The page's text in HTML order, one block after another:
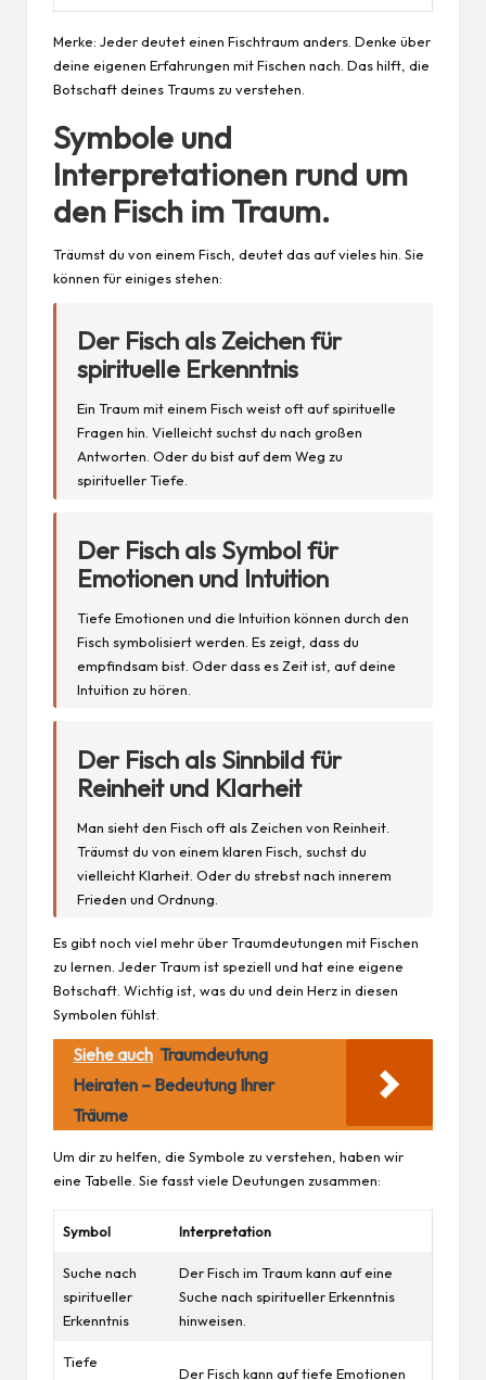
Merke: Jeder deutet einen Fischtraum anders. Denke über
deine eigenen Erfahrungen mit Fischen nach. Das hilft, die
Botschaft deines Traums zu verstehen.
Symbole und
Interpretationen rund um
den Fisch im Traum.
Träumst du von einem Fisch, deutet das auf vieles hin. Sie
können für einiges stehen:
Der Fisch als Zeichen für
spirituelle Erkenntnis
Ein Traum mit einem Fisch weist oft auf spirituelle
Fragen hin. Vielleicht suchst du nach großen
Antworten. Oder du bist auf dem Weg zu
spiritueller Tiefe.
Der Fisch als Symbol für
Emotionen und Intuition
Tiefe Emotionen und die Intuition können durch den
Fisch symbolisiert werden. Es zeigt, dass du
empfindsam bist. Oder dass es Zeit ist, auf deine
Intuition zu hören.
Der Fisch als Sinnbild für
Reinheit und Klarheit
Man sieht den Fisch oft als Zeichen von Reinheit.
Träumst du von einem klaren Fisch, suchst du
vielleicht Klarheit. Oder du strebst nach innerem
Frieden und Ordnung.
Es gibt noch viel mehr über Traumdeutungen mit Fischen
zu lernen. Jeder Traum ist speziell und hat eine eigene
Botschaft. Wichtig ist, was du und dein Herzin diesen
Symbolen fühlst.
Siehe auch Traumdeutung
Heiraten – Bedeutung Ihrer
Träume
Um dir zu helfen, die Symbole zu verstehen, haben wir
eine Tabelle. Sie fasst viele Deutungen zusammen:
Symbol Interpretation
Suche nach
spiritueller
Erkenntnis
Der Fisch im Traum kann auf eine
Suche nach spiritueller Erkenntnis
hinweisen.
Tiefe
Der Fisch kann auf tiefe Emotionen